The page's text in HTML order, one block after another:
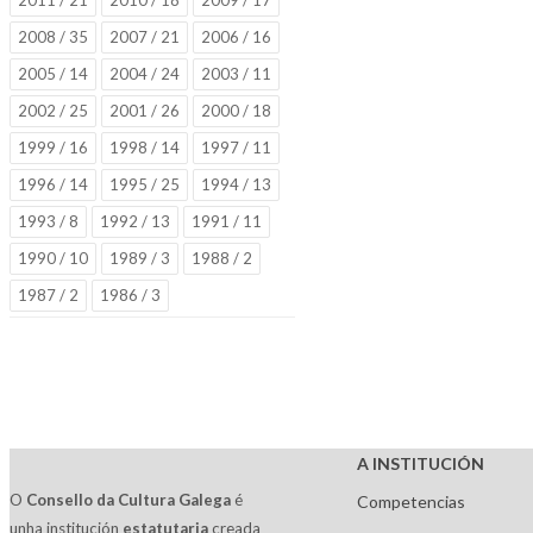
2008 / 35
2007 / 21
2006 / 16
2005 / 14
2004 / 24
2003 / 11
2002 / 25
2001 / 26
2000 / 18
1999 / 16
1998 / 14
1997 / 11
1996 / 14
1995 / 25
1994 / 13
1993 / 8
1992 / 13
1991 / 11
1990 / 10
1989 / 3
1988 / 2
1987 / 2
1986 / 3
O Consello da Cultura Galega é
unha institución estatutariacreada
A INSTITUCIÓN
Competencias